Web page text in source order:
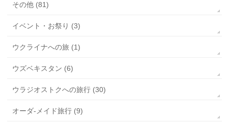
その他 (81)
イベント・お祭り (3)
ウクライナへの旅 (1)
ウズベキスタン (6)
ウラジオストクへの旅行 (30)
オーダ-メイド旅行 (9)